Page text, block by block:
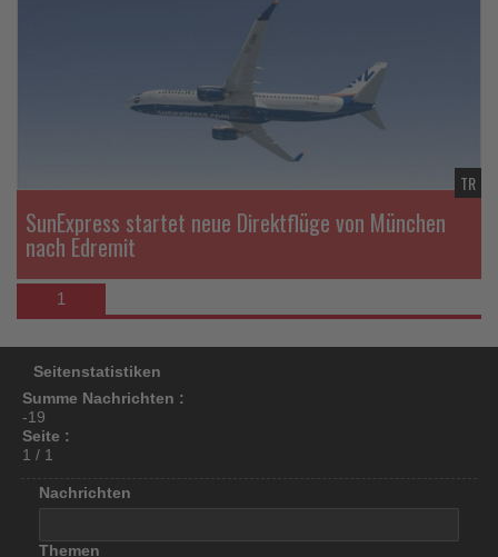
SunExpress startet neue Direktflüge von München
nach Edremit
TR
1
Seitenstatistiken
Summe Nachrichten :
-19
Seite :
1 / 1
Nachrichten
Themen